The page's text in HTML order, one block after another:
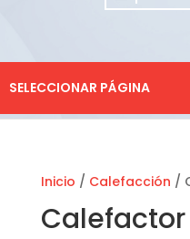
SELECCIONAR PÁGINA
Inicio / Calefacción /
Calefactor